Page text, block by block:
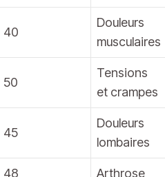
40
Douleurs
musculaires
50
Tensions
et crampes
45
Douleurs
lombaires
48 Arthrose